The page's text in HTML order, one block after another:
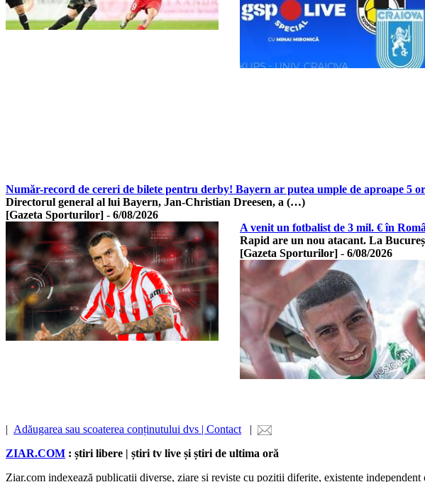
Număr-record de cereri de bilete pentru derby! Bayern ar putea umple de aproape 5
Directorul general al lui Bayern, Jan-Christian Dreesen, a (…)
[Gazeta Sporturilor] - 6/08/2026
A venit un fotbalist de 3 mil. € în
Rapid are un nou atacant. La
[Gazeta Sporturilor] - 6/08/2026
| Adăugarea sau scoaterea conținutului dvs | Contact |
ZIAR.COM : știri libere | știri tv live și știri de ultima oră
Ziar.com indexează publicații diverse, ziare și reviste cu poziții diferite, existente